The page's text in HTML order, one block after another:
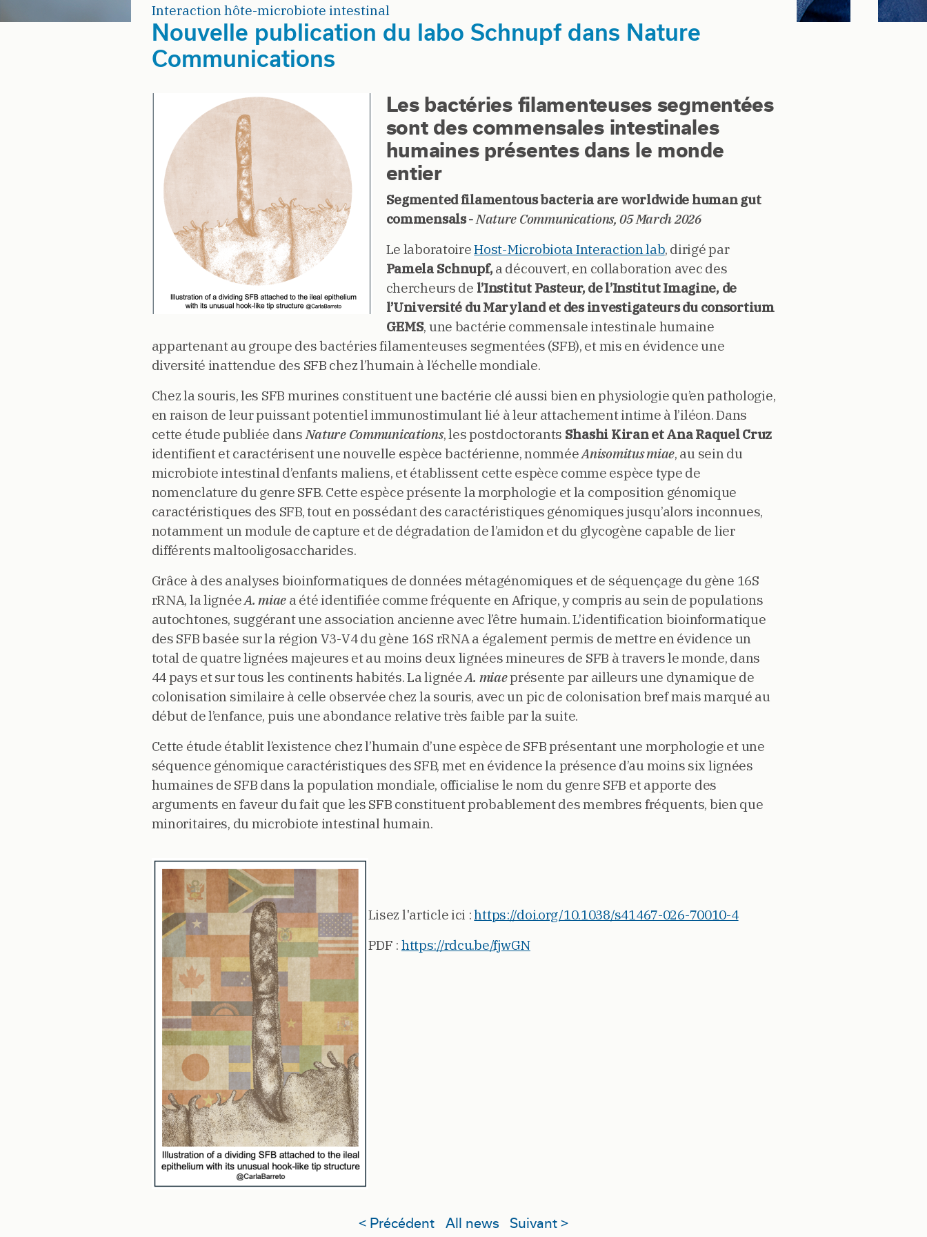
Interaction hôte-microbiote intestinal
Nouvelle publication du labo Schnupf dans Nature
Communications
Les bactéries filamenteuses segmentées
sont des commensales intestinales
humaines présentes dans le monde
entier
Segmented filamentous bacteria are worldwide human gut
commensals -Nature Communications, 05 March 2026
Le laboratoireHost-Microbiota Interaction lab, dirigé par
Pamela Schnupf, a découvert, en collaboration avec des
chercheurs de l’Institut Pasteur, de l’Institut Imagine, de
l’Université du Maryland et des investigateurs du consortium
GEMS, une bactérie commensale intestinale humaine
appartenant au groupe des bactéries filamenteuses segmentées (SFB), et mis en évidence une
diversité inattendue des SFB chez l’humain à l’échelle mondiale.
Chez la souris, les SFB murines constituent une bactérie clé aussi bien en physiologie qu’en pathologie,
en raison de leur puissant potentiel immunostimulant lié à leur attachement intime à l’iléon. Dans
cette étude publiée dansNature Communications, les postdoctorants Shashi Kiran et Ana Raquel Cruz
identifient et caractérisent une nouvelle espèce bactérienne, nomméeAnisomitus miae, au sein du
microbiote intestinal d’enfants maliens, et établissent cette espèce comme espèce type de
nomenclature du genre SFB. Cette espèce présente la morphologie et la composition génomique
caractéristiques des SFB, tout en possédant des caractéristiques génomiques jusqu’alors inconnues,
notamment un module de capture et de dégradation de l’amidon et du glycogène capable de lier
différents maltooligosaccharides.
Grâce à des analyses bioinformatiques de données métagénomiques et de séquençage du gène 16S
rRNA, la lignéeA. miae a été identifiée comme fréquente en Afrique, y compris au sein de populations
autochtones, suggérant une association ancienne avec l’être humain. L’identification bioinformatique
des SFB basée sur la région V3-V4 du gène 16S rRNA a également permis de mettre en évidence un
total de quatre lignées majeures et au moins deux lignées mineures de SFB à travers le monde, dans
44 pays et sur tous les continents habités. La lignéeA. miaeprésente par ailleurs une dynamique de
colonisation similaire à celle observée chez la souris, avec un pic de colonisation bref mais marqué au
début de l’enfance, puis une abondance relative très faible par la suite.
Cette étude établit l’existence chez l’humain d’une espèce de SFB présentant une morphologie et une
séquence génomique caractéristiques des SFB, met en évidence la présence d’au moins six lignées
humaines de SFB dans la population mondiale, officialise le nom du genre SFB et apporte des
arguments en faveur du fait que les SFB constituent probablement des membres fréquents, bien que
minoritaires, du microbiote intestinal humain.
Lisez l'article ici :https://doi.org/10.1038/s41467-026-70010-4
PDF : https://rdcu.be/fjwGN
< Précédent All news Suivant >